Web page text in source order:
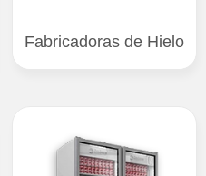
Fabricadoras de Hielo